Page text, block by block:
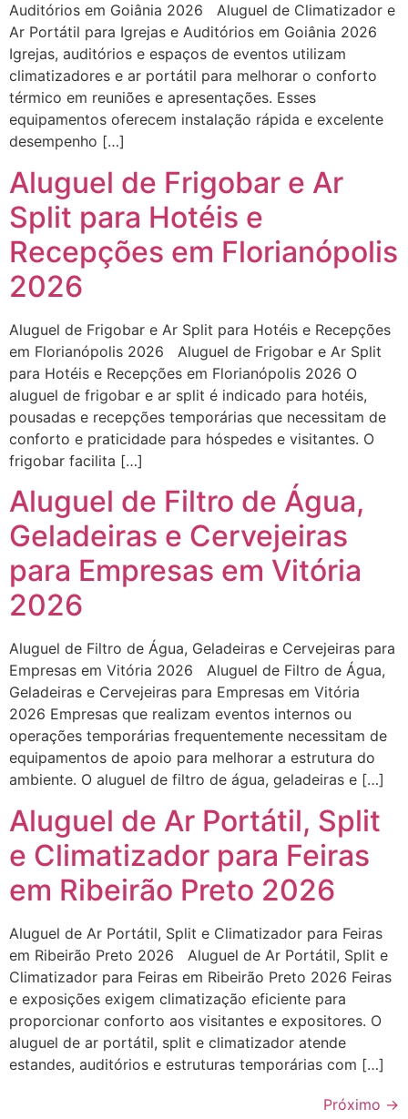
Auditórios em Goiânia 2026 Aluguel de Climatizador e
Ar Portátil para Igrejas e Auditórios em Goiânia 2026
Igrejas, auditórios e espaços de eventos utilizam
climatizadores e ar portátil para melhorar o conforto
térmico em reuniões e apresentações. Esses
equipamentos oferecem instalação rápida e excelente
desempenho […]
Aluguel de Frigobar e Ar
Split para Hotéis e
Recepções em Florianópolis
2026
Aluguel de Frigobar e Ar Split para Hotéis e Recepções
em Florianópolis 2026 Aluguel de Frigobar e Ar Split
para Hotéis e Recepções em Florianópolis 2026 O
aluguel de frigobar e ar split é indicado para hotéis,
pousadas e recepções temporárias que necessitam de
conforto e praticidade para hóspedes e visitantes. O
frigobar facilita […]
Aluguel de Filtro de Água,
Geladeiras e Cervejeiras
para Empresas em Vitória
2026
Aluguel de Filtro de Água, Geladeiras e Cervejeiras para
Empresas em Vitória 2026 Aluguel de Filtro de Água,
Geladeiras e Cervejeiras para Empresas em Vitória
2026 Empresas que realizam eventos internos ou
operações temporárias frequentemente necessitam de
equipamentos de apoio para melhorar a estrutura do
ambiente. O aluguel de filtro de água, geladeiras e […]
Aluguel de Ar Portátil, Split
e Climatizador para Feiras
em Ribeirão Preto 2026
Aluguel de Ar Portátil, Split e Climatizador para Feiras
em Ribeirão Preto 2026 Aluguel de Ar Portátil, Split e
Climatizador para Feiras em Ribeirão Preto 2026 Feiras
e exposições exigem climatização eficiente para
proporcionar conforto aos visitantes e expositores. O
aluguel de ar portátil, split e climatizador atende
estandes, auditórios e estruturas temporárias com […]
Próximo →